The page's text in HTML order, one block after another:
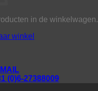
in de winkelwagen.
winkel
(0)6-27388009